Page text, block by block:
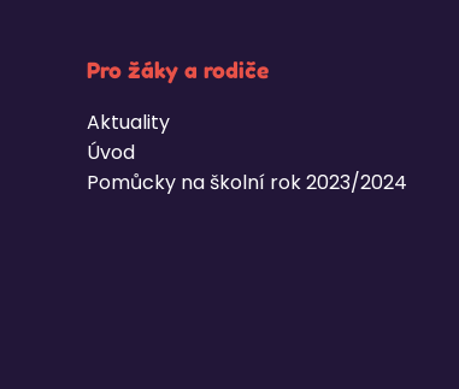
Pro žáky a rodiče
Aktuality
Úvod
Pomůcky na školní rok 2023/2024